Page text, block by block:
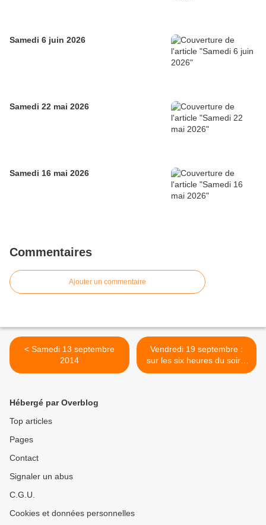
Samedi 6 juin 2026
Samedi 22 mai 2026
Samedi 16 mai 2026
Commentaires
Ajouter un commentaire
< Samedi 13 septembre
2014
Vendredi 19 septembre :
sur les six heures du soir...
>
Hébergé par Overblog
Top articles
Pages
Contact
Signaler un abus
C.G.U.
Cookies et données personnelles